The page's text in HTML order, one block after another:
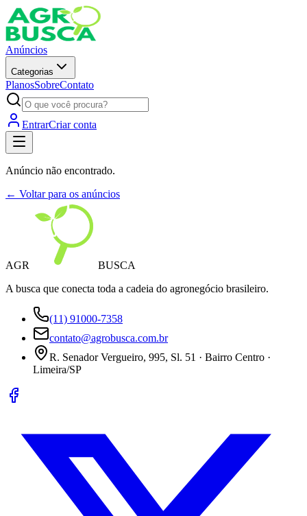
Anúncios
Categorias
PlanosSobreContato
EntrarCriar conta
Anúncio não encontrado.
← Voltar para os anúncios
AGR
BUSCA
A busca que conecta toda a cadeia do agronegócio brasileiro.
(11) 91000-7358
contato@agrobusca.com.br
R. Senador Vergueiro, 995, Sl. 51 · Bairro Centro ·
Limeira/SP